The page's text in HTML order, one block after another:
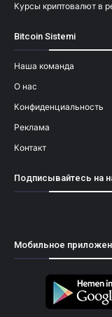
Курсы криптовалют в
Bitcoin Sistemi
Наша команда
О нас
Конфиденциальность
Реклама
Контакт
Подписывайтесь на
Мобильное